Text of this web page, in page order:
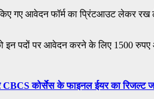
गए आवेदन फॉर्म का प्रिंटआउट लेकर रख
इन पदों पर आवेदन करने के लिए 1500
कोर्सेस के फाइनल ईयर का रिजल्ट